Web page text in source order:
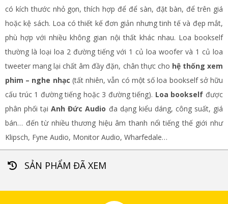
có kích thước nhỏ gọn, thích hợp để để sàn, đặt bàn, để trên giá
hoặc kệ sách. Loa có thiết kế đơn giản nhưng tinh tế và đẹp mắt,
phù hợp với nhiều không gian nội thất khác nhau. Loa bookself
thường là loại loa 2 đường tiếng với 1 củ loa woofer và 1 củ loa
tweeter mang lại chất âm đầy đặn, chân thực cho hệ thống xem
phim – nghe nhạc (tất nhiên, vẫn có một số loa bookself sở hữu
cấu trúc 1 đường tiếng hoặc 3 đường tiếng). Loa bookself được
phân phối tạiAnh Đức Audio đa dạng kiểu dáng, công suất, giá
bán… đến từ nhiều thương hiệu âm thanh nổi tiếng thế giới như
Klipsch, Fyne Audio, Monitor Audio, Wharfedale…
SẢN PHẨM ĐÃ XEM